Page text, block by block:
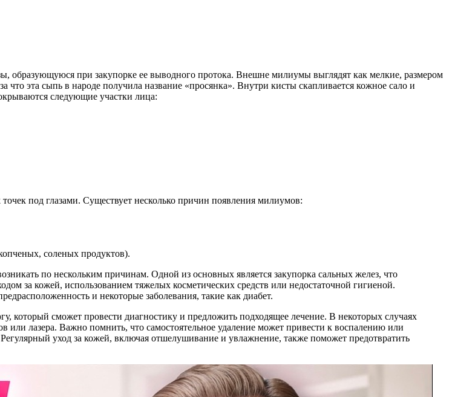
образующуюся при закупорке ее выводного протока. Внешне милиумы выглядят как мелкие, размером
эта сыпь в народе получила название «просянка». Внутри кисты скапливается кожное сало и
следующие участки лица:
под глазами. Существует несколько причин появления милиумов:
соленых продуктов).
по нескольким причинам. Одной из основных является закупорка сальных желез, что
за кожей, использованием тяжелых косметических средств или недостаточной гигиеной.
и некоторые заболевания, такие как диабет.
который сможет провести диагностику и предложить подходящее лечение. В некоторых случаях
лазера. Важно помнить, что самостоятельное удаление может привести к воспалению или
уход за кожей, включая отшелушивание и увлажнение, также поможет предотвратить